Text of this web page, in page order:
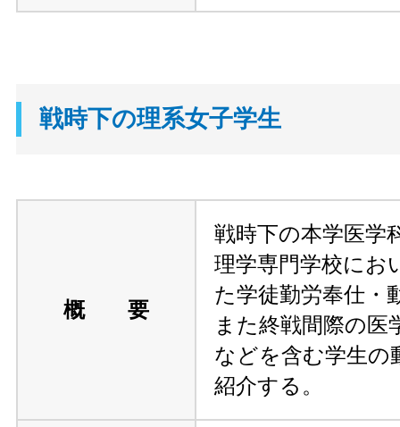
戦時下の理系女子学生
概 要
戦時下の本学医学
理学専門学校にお
た学徒勤労奉仕・
また終戦間際の医
などを含む学生の
紹介する。